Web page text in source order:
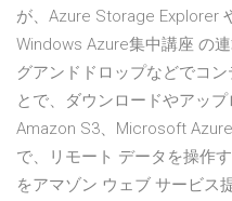
が、Azure Storage Explorer
Windows Azure集中講座 の
グアンドドロップなどでコ
とで、ダウンロードやアッ
Amazon S3、Microsoft
で、リモート データを操作
をアマゾン ウェブ サービス